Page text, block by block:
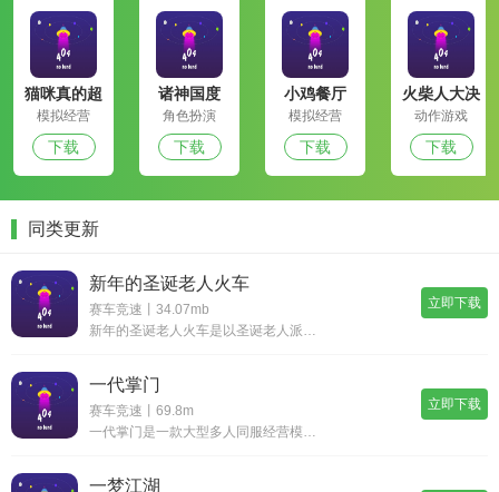
猫咪真的超
可爱
模拟经营
下载
诸神国度
角色扮演
下载
小鸡餐厅
模拟经营
下载
火柴人大决
战
动作游戏
下载
同类更新
新年的圣诞老人火车
赛车竞速丨34.07mb
立即下载
一代掌门
赛车竞速丨69.8m
立即下载
一梦江湖